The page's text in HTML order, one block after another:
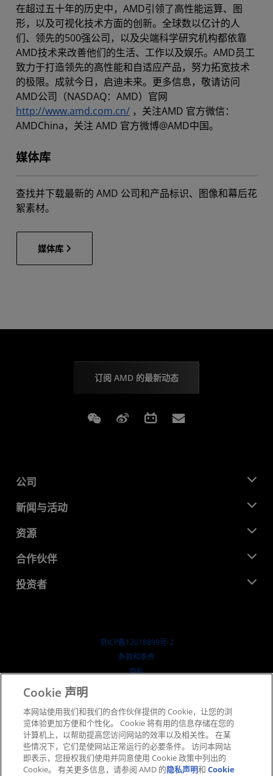
在超过五十年的历史中，AMD引领了高性能运算、图
形，以及可视化技术方面的创新。全球数以亿计的人
们、领先的500强公司，以及尖端科学研究机构都依靠
AMD技术来改善他们的生活、工作以及娱乐。AMD员工
致力于打造领先的高性能和自适应产品，努力拓宽技术
的极限。成就今日，启迪未来。更多信息，敬请访问
AMD公司（NASDAQ：AMD）官网
http://www.amd.com.cn/ ，关注AMD 官方微信：
AMDChina，关注 AMD 官方微博@AMD中国。
媒体库
查找并下载最新的 AMD 公司和产品标识、图像和幕后花
絮素材。
媒体库
订阅 AMD 的最新动态
Weixin Weibo Bilibili
公司
关于 AMD
企业责任
就业机会
联系我们
新闻与活动
新闻中心
媒体库
资源
开发中心
成功案例
合作伙伴
AMD 合作伙伴中心
投资者
京ICP备12018899号-2
​条款和条件
隐私
公开公平竞争
英国税收策略
Cookie 政策
Cookie 设置
Cookie 声明
本网站使用我们和我们的合作伙伴提供的 Cookie，让您的浏
览体验更加方便和个性化。 Cookie 将有用的信息存储在您的
计算机上，以帮助提高您访问网站的效率以及相关性。 在某
些情况下，它们是使网站正常运行的必要条件。 访问本网站
即表示，您授权我们使用并同意使用 Cookie 政策中列出的
Cookie。 有关更多信息，请参阅 AMD 的隐私声明和Cookie